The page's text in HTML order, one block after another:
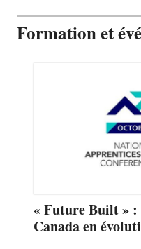
Formation et
« Future Built » :
Canada en